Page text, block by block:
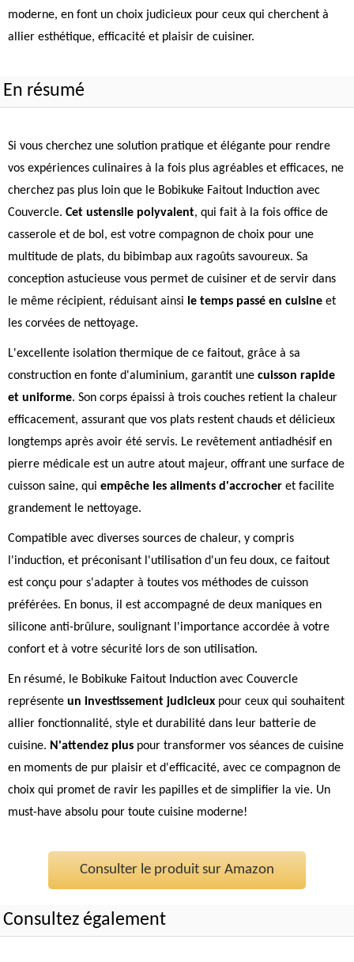
moderne, en font un choix judicieux pour ceux qui cherchent à
allier esthétique, efficacité et plaisir de cuisiner.
En résumé
Si vous cherchez une solution pratique et élégante pour rendre
vos expériences culinaires à la fois plus agréables et efficaces, ne
cherchez pas plus loin que le Bobikuke Faitout Induction avec
Couvercle. Cet ustensile polyvalent, qui fait à la fois office de
casserole et de bol, est votre compagnon de choix pour une
multitude de plats, du bibimbap aux ragoûts savoureux. Sa
conception astucieuse vous permet de cuisiner et de servir dans
le même récipient, réduisant ainsi le temps passé en cuisine et
les corvées de nettoyage.
L'excellente isolation thermique de ce faitout, grâce à sa
construction en fonte d'aluminium, garantit une cuisson rapide
et uniforme. Son corps épaissi à trois couches retient la chaleur
efficacement, assurant que vos plats restent chauds et délicieux
longtemps après avoir été servis. Le revêtement antiadhésif en
pierre médicale est un autre atout majeur, offrant une surface de
cuisson saine, qui empêche les aliments d'accrocher et facilite
grandement le nettoyage.
Compatible avec diverses sources de chaleur, y compris
l'induction, et préconisant l'utilisation d'un feu doux, ce faitout
est conçu pour s'adapter à toutes vos méthodes de cuisson
préférées. En bonus, il est accompagné de deux maniques en
silicone anti-brûlure, soulignant l'importance accordée à votre
confort et à votre sécurité lors de son utilisation.
En résumé, le Bobikuke Faitout Induction avec Couvercle
représente un investissement judicieux pour ceux qui souhaitent
allier fonctionnalité, style et durabilité dans leur batterie de
cuisine. N'attendez plus pour transformer vos séances de cuisine
en moments de pur plaisir et d'efficacité, avec ce compagnon de
choix qui promet de ravir les papilles et de simplifier la vie. Un
must-have absolu pour toute cuisine moderne!
Consulter le produit sur Amazon
Consultez également